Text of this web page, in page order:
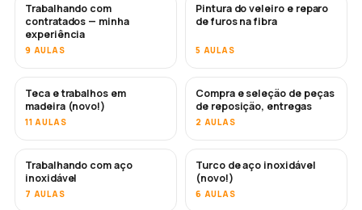
EM BREVE
Trabalhando com
contratados — minha
experiência
9 AULAS
EM BREVE
Pintura do veleiro e reparo
de furos na fibra
5 AULAS
Teca e trabalhos em
madeira (novo!)
11 AULAS
EM BREVE
Compra e seleção de peças
de reposição, entregas
2 AULAS
EM BREVE
Trabalhando com aço
inoxidável
7 AULAS
Turco de aço inoxidável
(novo!)
6 AULAS